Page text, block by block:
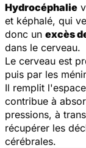
Hydrocéphalie
et képhalé, qui
donc un excès
dans le cerveau.
Le cerveau est
puis par les
Il remplit
contribue à
pressions, à
récupérer les
cérébrales.